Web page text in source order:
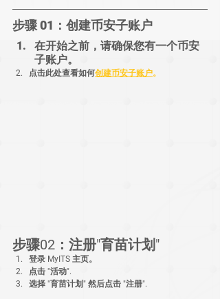
步骤 01：创建币安子账户
在开始之前，请确保您有一个币安
子账户。
点击此处查看如何创建币安子账户。
步骤02：注册"育苗计划"
登录 MyITS 主页。
点击 "活动".
选择 "育苗计划" 然后点击 "注册".